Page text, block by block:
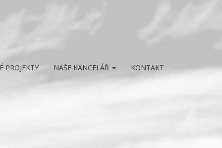
PROJEKTY NAŠE KANCELÁŘ KONTAKT